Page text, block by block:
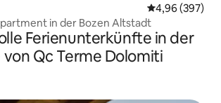
4,96 (397)
in der Bozen Altstadt
Ferienunterkünfte in der
von Qc Terme Dolomiti